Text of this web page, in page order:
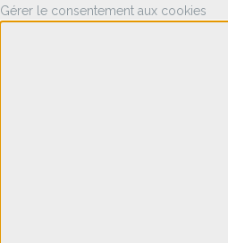
Gérer le consentement aux cookies